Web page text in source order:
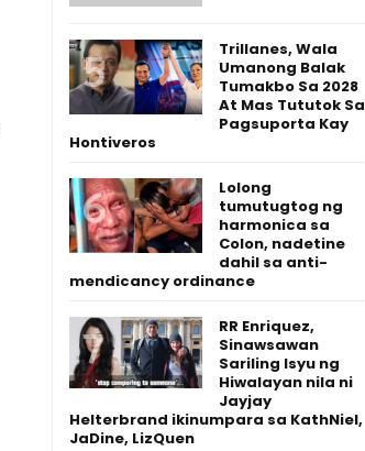
Trillanes, Wala
Umanong Balak
Tumakbo Sa 2028
At Mas Tututok Sa
Pagsuporta Kay
Hontiveros
Lolong
tumutugtog ng
harmonica sa
Colon, nadetine
dahil sa anti-
mendicancy ordinance
RR Enriquez,
Sinawsawan
Sariling Isyu ng
Hiwalayan nila ni
Jayjay
Helterbrand ikinumpara sa KathNiel,
JaDine, LizQuen